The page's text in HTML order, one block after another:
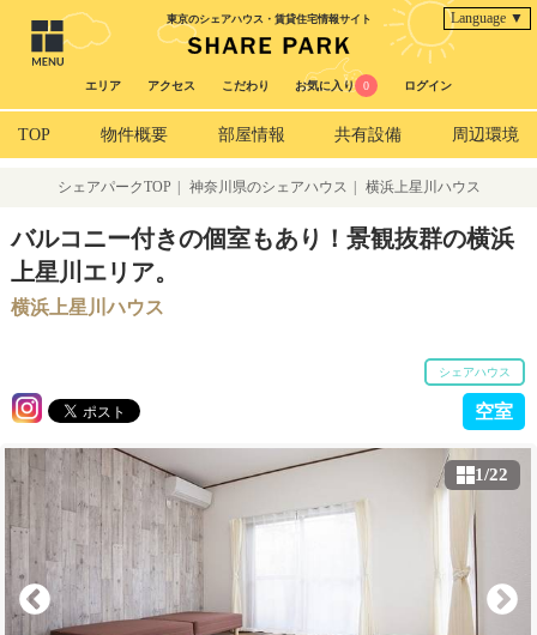
東京のシェアハウス・賃貸住宅情報サイト Language ▼
エリア アクセス こだわり お気に入り 0 ログイン
TOP 物件概要 部屋情報 共有設備 周辺環境
シェアパークTOP 神奈川県のシェアハウス 横浜上星川ハウス
バルコニー付きの個室もあり！景観抜群の横浜
上星川エリア。
横浜上星川ハウス
シェアハウス
空室
1/22